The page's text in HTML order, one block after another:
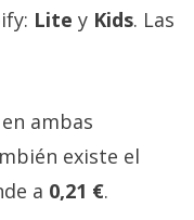
Lite y Kids. Las
en ambas
existe el
a 0,21 €.